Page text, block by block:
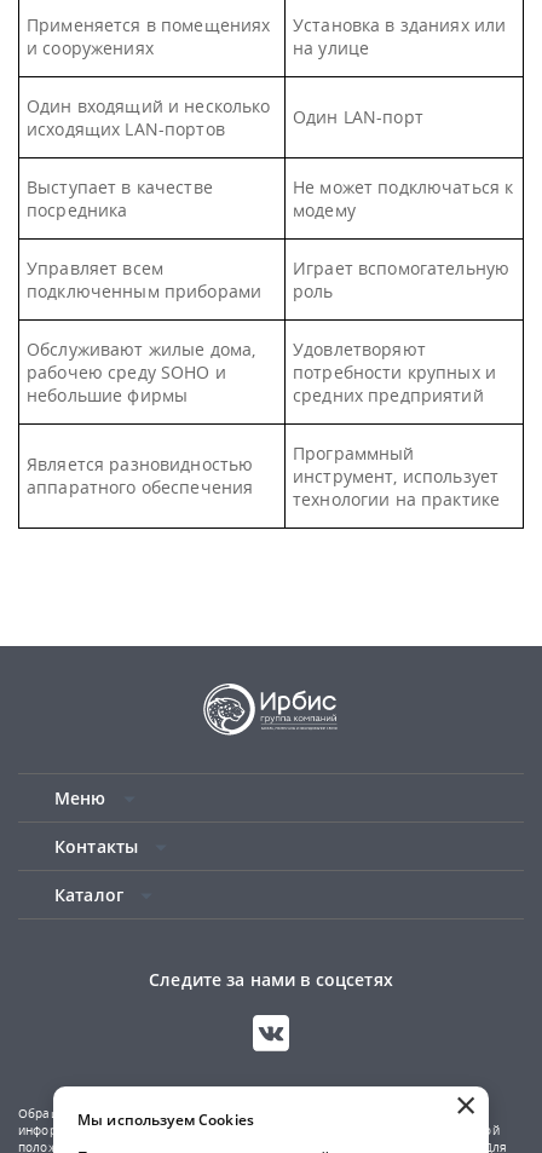
Применяется в помещениях
и сооружениях
Установка в зданиях или
на улице
Один входящий и несколько
исходящих LAN-портов
Один LAN-порт
Выступает в качестве
посредника
Не может подключаться к
модему
Управляет всем
подключенным приборами
Играет вспомогательную
роль
Обслуживают жилые дома,
рабочею среду SOHO и
небольшие фирмы
Удовлетворяют
потребности крупных и
средних предприятий
Является разновидностью
аппаратного обеспечения
Программный
инструмент, использует
технологии на практике
Меню
Контакты
Каталог
Следите за нами в соцсетях
Обращаем ваше внимание на то, что данный сайт носит исключительно
информационный характер и не является публичной офертой, определяемой
положениями Статьи 437(2) Гражданского кодекса Российской Федерации. Для
×
Мы используем Cookies